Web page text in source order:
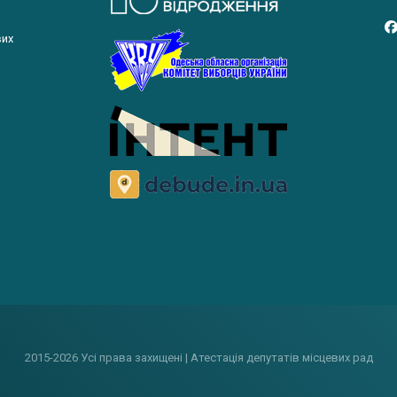
2015-2026 Усі права захищені | Атестація депутатів місцевих рад